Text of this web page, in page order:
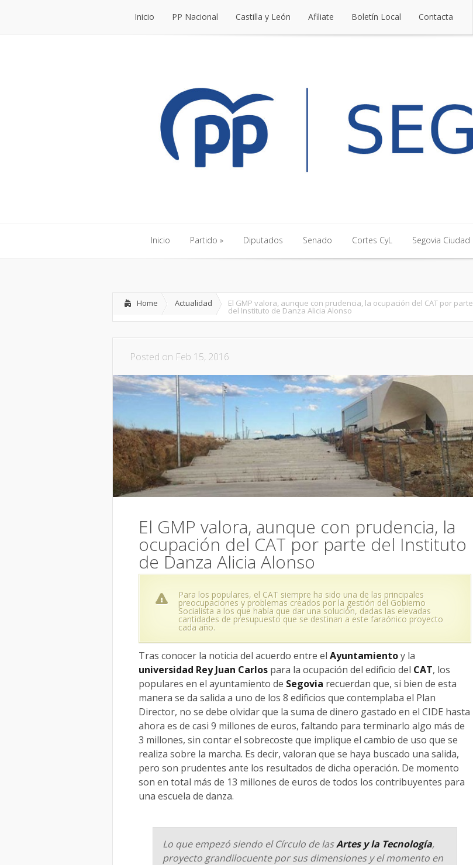
Inicio PP Nacional Castilla y León Afiliate Boletín Local Contacta
Inicio Partido Diputados Senado Cortes CyL Segovia Ciudad
Home Actualidad El GMP valora, aunque con prudencia, la ocupación del CAT por parte
del Instituto de Danza Alicia Alonso
Posted on Feb 15, 2016
El GMP valora, aunque con prudencia, la
ocupación del CAT por parte del Instituto
de Danza Alicia Alonso
Para los populares, el CAT siempre ha sido una de las principales
preocupaciones y problemas creados por la gestión del Gobierno
Socialista a los que había que dar una solución, dadas las elevadas
cantidades de presupuesto que se destinan a este faraónico proyecto
cada año.
Tras conocer la noticia del acuerdo entre el Ayuntamientoy la
universidad Rey Juan Carlos para la ocupación del edificio del CAT, los
populares en el ayuntamiento de Segovia recuerdan que, si bien de esta
manera se da salida a uno de los 8 edificios que contemplaba el Plan
Director, no se debe olvidar que la suma de dinero gastado en el CIDE hasta
ahora es de casi 9 millones de euros, faltando para terminarlo algo más de
3 millones, sin contar el sobrecoste que implique el cambio de uso que se
realiza sobre la marcha. Es decir, valoran que se haya buscado una salida,
pero son prudentes ante los resultados de dicha operación. De momento
son en total más de 13 millones de euros de todos los contribuyentes para
una escuela de danza.
Lo que empezó siendo el Círculo de lasArtes y la Tecnología,
proyecto grandilocuente por sus dimensiones y el momento en